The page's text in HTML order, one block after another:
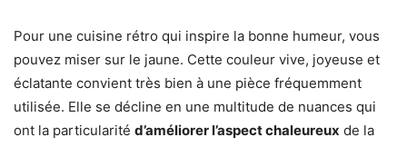
Pour une cuisine rétro qui inspire la bonne humeur, vous
pouvez miser sur le jaune. Cette couleur vive, joyeuse et
éclatante convient très bien à une pièce fréquemment
utilisée. Elle se décline en une multitude de nuances qui
ont la particularité d’améliorer l’aspect chaleureux de la